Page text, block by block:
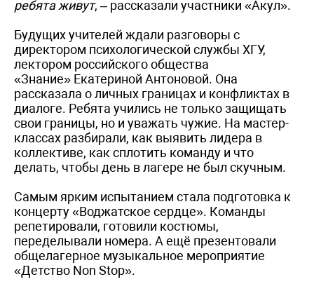
ребята живут, – рассказали участники «Акул».
Будущих учителей ждали разговоры с
директором психологической службы ХГУ,
лектором российского общества
«Знание» Екатериной Антоновой. Она
рассказала о личных границах и конфликтах в
диалоге. Ребята учились не только защищать
свои границы, но и уважать чужие. На мастер-
классах разбирали, как выявить лидера в
коллективе, как сплотить команду и что
делать, чтобы день в лагере не был скучным.
Самым ярким испытанием стала подготовка к
концерту «Воджатское сердце». Команды
репетировали, готовили костюмы,
переделывали номера. А ещё презентовали
общелагерное музыкальное мероприятие
«Детство Non Stop».